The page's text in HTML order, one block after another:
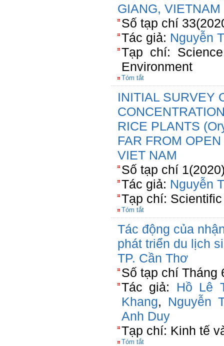
GIANG, VIETNAM
Số tạp chí
Tác giả: Nguyễn
Tạp chí:
Environment
Tóm tắt
INITIAL SURVEY
RICE PLANTS
FAR FROM
VIET NAM
Số tạp chí
Tác giả: Nguyễn
Tạp chí:
Tóm tắt
Tác động của
phát triển du lịch
TP. Cần Thơ
Số tạp chí Tháng
Tác giả: Hồ Lê
Khang, Nguyễn
Anh Duy
Tạp chí: Kinh tế
Tóm tắt